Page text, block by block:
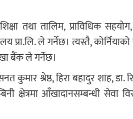
तथा तालिम, प्राविधिक सहयोग,
प्रा.लि. ले गर्नेछ। त्यस्तै,
बैंक ले गर्नेछ।
कुमार श्रेष्ठ, हिरा बहादुर शाह, डा.
क्षेत्रमा आँखादानसम्बन्धी सेवा